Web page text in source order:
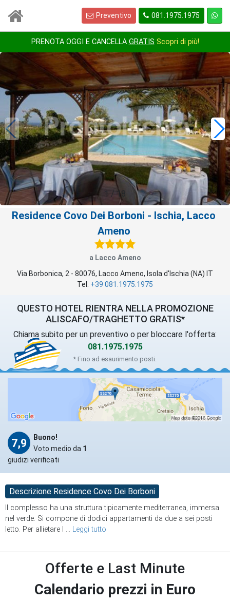
Preventivo 081.1975.1975
PRENOTA OGGI E CANCELLA GRATIS Scopri di più!
1 /18
Residence Covo Dei Borboni - Ischia, Lacco
Ameno
a Lacco Ameno
Via Borbonica, 2 - 80076, Lacco Ameno, Isola d'Ischia (NA) IT
Tel. +39 081.1975.1975
QUESTO HOTEL RIENTRA NELLA PROMOZIONE
ALISCAFO/TRAGHETTO GRATIS*
Chiama subito per un preventivo o per bloccare l'offerta:
081.1975.1975
* Fino ad esaurimento posti.
7,9
Buono!
Voto medio da 1
giudizi verificati
Descrizione Residence Covo Dei Borboni
Il complesso ha una struttura tipicamente mediterranea, immersa
nel verde. Si compone di dodici appartamenti da due a sei posti
letto. Per allietare l
... Leggi tutto
Offerte e Last Minute
Calendario prezzi in Euro